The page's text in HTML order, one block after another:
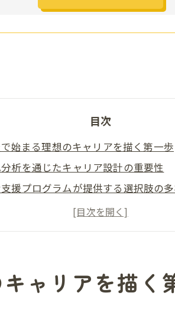
目次
始まる理想のキャリアを描く第一歩
析を通じたキャリア設計の重要性
援プログラムが提供する選択肢の
のキャリアパスを構築するための具体
援計画の立案と実行
支援を活用した持続可能なキャリアの
活用したスキルアップの道筋
ャリアを描く